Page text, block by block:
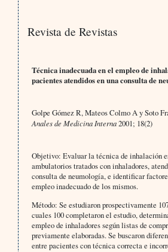
Revista de Revistas
Técnica inadecuada en el empleo de
pacientes atendidos en una consulta de
Golpe Gómez R, Mateos Colmo A y Soto
Anales de Medicina Interna2001; 18(2)
Objetivo: Evaluar la técnica de inhalación
ambulatorios tratados con inhaladores,
consulta de neumología, e identificar
empleo inadecuado de los mismos.
Método: Se estudiaron prospectivamente
cuales 100 completaron el estudio,
empleo de inhaladores según listas de
previamente elaboradas. Se buscaron
entre pacientes con técnica correcta e